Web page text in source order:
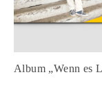
Album „Wenn es